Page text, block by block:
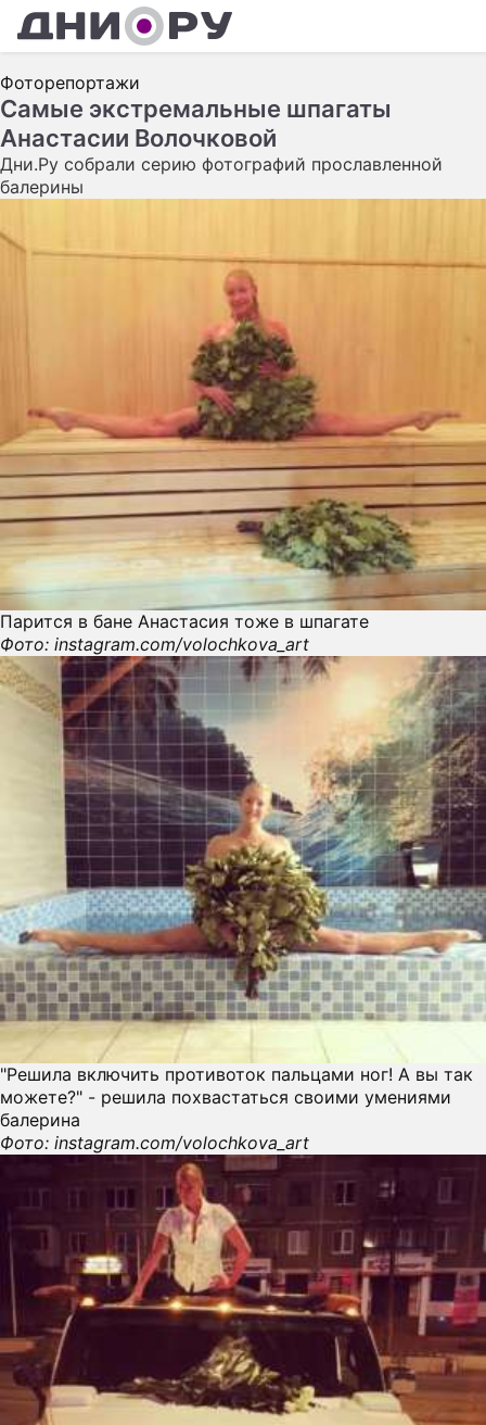
О
Фоторепортажи
Самые экстремальные шпагаты
Анастасии Волочковой
Дни.Ру собрали серию фотографий прославленной
балерины
Парится в бане Анастасия тоже в шпагате
Фото: instagram.com/volochkova_art
"Решила включить противоток пальцами ног! А вы так
можете?" - решила похвастаться своими умениями
балерина
Фото: instagram.com/volochkova_art